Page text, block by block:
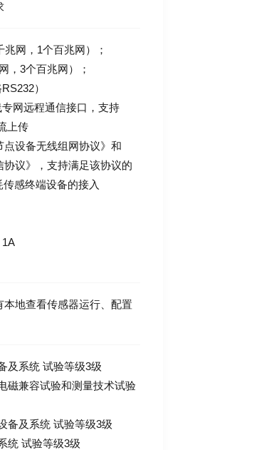
千兆网，1个百兆网）；
3个百兆网）；
）
网远程通信接口，支持
上传
设备无线组网协议》和
协议》，支持满足该协议的
终端设备的接入
1A
地查看传感器运行、配置
及系统 试验等级3级
磁兼容试验和测量技术试验
备及系统 试验等级3级
统 试验等级3级